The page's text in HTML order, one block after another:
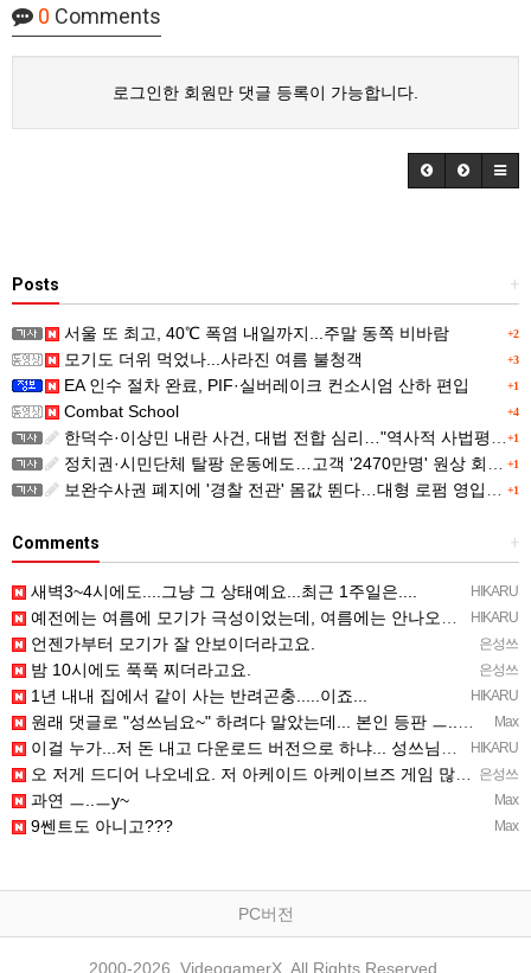
0 Comments
로그인한 회원만 댓글 등록이 가능합니다.
+
Posts
+2
서울 또 최고, 40℃ 폭염 내일까지...주말 동쪽 비바람
+3
모기도 더위 먹었나...사라진 여름 불청객
+1
EA 인수 절차 완료, PIF·실버레이크 컨소시엄 산하 편입
+4
Combat School
+1
한덕수·이상민 내란 사건, 대법 전합 심리…"역사적 사법평가"(종합)
+1
정치권·시민단체 탈팡 운동에도…고객 '2470만명' 원상 회복, "고물가에 돌팡"
+1
보완수사권 폐지에 '경찰 전관' 몸값 뛴다…대형 로펌 영입전쟁
+
Comments
HIKARU
새벽3~4시에도....그냥 그 상태예요...최근 1주일은....
HIKARU
예전에는 여름에 모기가 극성이었는데, 여름에는 안나오는 것 같은.....ㅎ ㅎ)
은성쓰
언젠가부터 모기가 잘 안보이더라고요.
은성쓰
밤 10시에도 푹푹 찌더라고요.
HIKARU
1년 내내 집에서 같이 사는 반려곤충.....이죠...
Max
원래 댓글로 "성쓰님요~" 하려다 말았는데... 본인 등판 ㅡ..ㅡy~
HIKARU
이걸 누가...저 돈 내고 다운로드 버전으로 하냐... 성쓰님이 계셨다!!!...
은성쓰
오 저게 드디어 나오네요. 저 아케이드 아케이브즈 게임 많이 샀는데요 ㅎㅎㅎ
Max
과연 ㅡ..ㅡy~
Max
9쎈트도 아니고???
PC버전
2000-2026, VideogamerX. All Rights Reserved.